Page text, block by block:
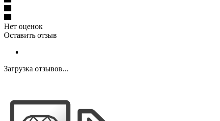
Нет оценок
Оставить отзыв
Загрузка отзывов...